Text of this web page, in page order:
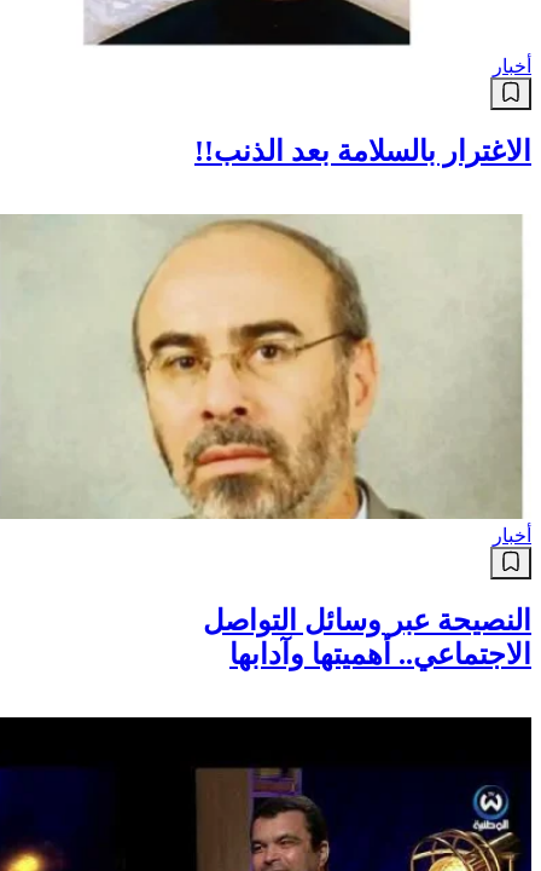
أخبار
الاغترار بالسلامة بعد الذنب!!
أخبار
النصيحة عبر وسائل التواصل
الاجتماعي.. أهميتها وآدابها